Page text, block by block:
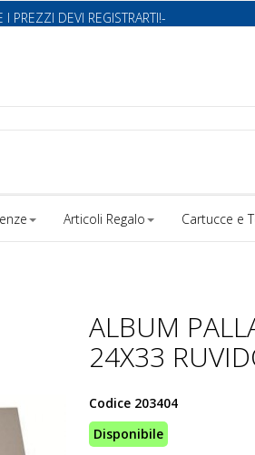
I PREZZI DEVI REGISTRARTI!-
Articoli Regalo Cartucce e
ALBUM
24X33
Codice 203404
Disponibile